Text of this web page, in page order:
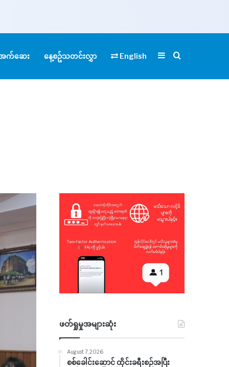
က်ဆေး နေ့စဥ်သတင်းလွှာ English SidebarSearch for
ဖတ်ရှုမှုအများဆုံး
August 7, 2026
စစ်ခေါင်းဆောင် ထိုင်းခရီးစဉ်အပြီး